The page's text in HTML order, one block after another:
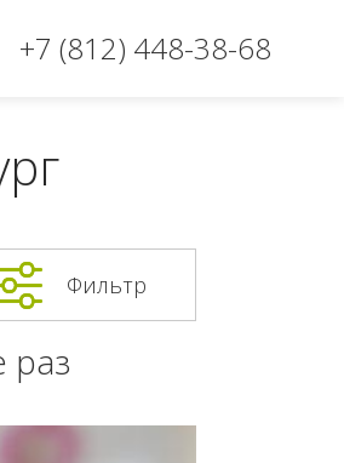
+7 (812) 448-38-68
Фильтр
раз